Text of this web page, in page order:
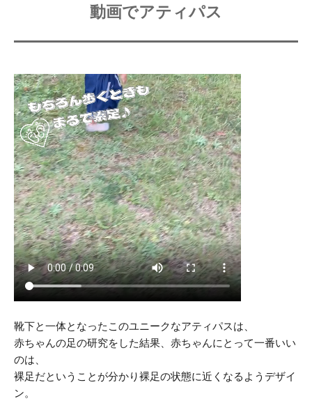
動画でアティパス
靴下と一体となったこのユニークなアティパスは、
赤ちゃんの足の研究をした結果、赤ちゃんにとって一番いい
のは、
裸足だということが分かり裸足の状態に近くなるようデザイ
ン。